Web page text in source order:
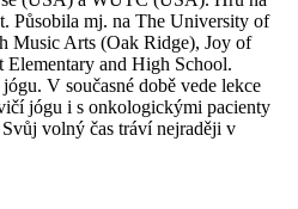
Působila mj. na The University of
Music Arts (Oak Ridge), Joy of
and High School.
V současné době vede lekce
jógu i s onkologickými pacienty
volný čas tráví nejraději v